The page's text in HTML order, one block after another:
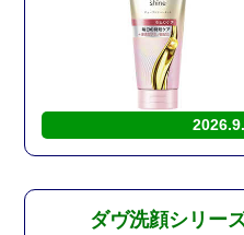
ダヴ洗顔シリー